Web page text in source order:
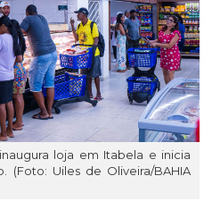
loja em Itabela e inicia
(Foto: Uiles de Oliveira/BAHIA